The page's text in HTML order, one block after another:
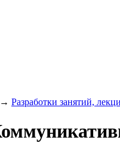
→ Разработки занятий,